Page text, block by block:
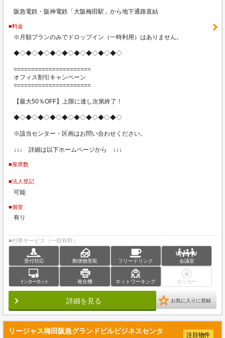
阪急電鉄・阪神電鉄「大阪梅田駅」から地下通路直結
■料金
※月額プランのみでドロップイン（一時利用）はありません。
◆◇◆◇◆◇◆◇◆◇◆◇◆◇◆◇◆◇
======================
オフィス割引キャンペーン
======================
【最大50％OFF】上限に達し次第終了！
◆◇◆◇◆◇◆◇◆◇◆◇◆◇◆◇◆◇
※該当センター・区画はお問い合わせください。
↓↓↓ 詳細は以下ホームページから ↓↓↓
■座席数
■法人登記
可能
■個室
有り
■付帯サービス（一部有料）
受付対応 郵便物受取 フリードリンク 会議室
インターネット 複合機 ネットワーキング ロッカー
詳細を見る お気に入りに登録
リージャス梅田阪急グランドビルビジネスセンタ
注目物件